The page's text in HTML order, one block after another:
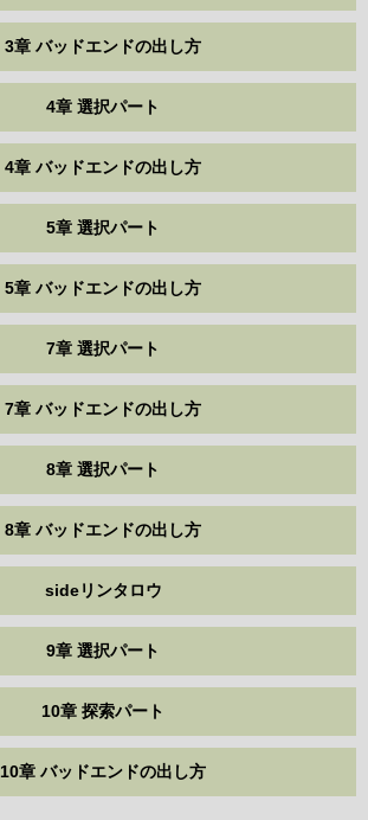
3章 バッドエンドの出し方
4章 選択パート
4章 バッドエンドの出し方
5章 選択パート
5章 バッドエンドの出し方
7章 選択パート
7章 バッドエンドの出し方
8章 選択パート
8章 バッドエンドの出し方
sideリンタロウ
9章 選択パート
10章 探索パート
10章 バッドエンドの出し方